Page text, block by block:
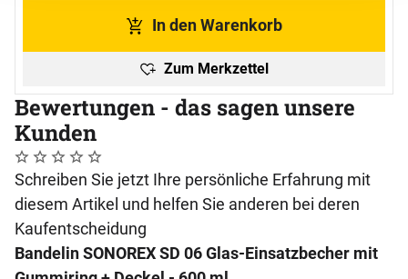
In den Warenkorb
Zum Merkzettel
Bewertungen - das sagen unsere
Kunden
Noch keine Bewertungen abgegeben
0 Bewertungen
Schreiben Sie jetzt Ihre persönliche Erfahrung mit
diesem Artikel und helfen Sie anderen bei deren
Kaufentscheidung
Bandelin SONOREX SD 06 Glas-Einsatzbecher mit